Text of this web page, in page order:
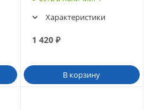
Характеристики
1 420₽
В корзину